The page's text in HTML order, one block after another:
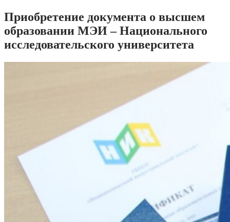
Приобретение документа о высшем
образовании МЭИ – Национального
исследовательского университета